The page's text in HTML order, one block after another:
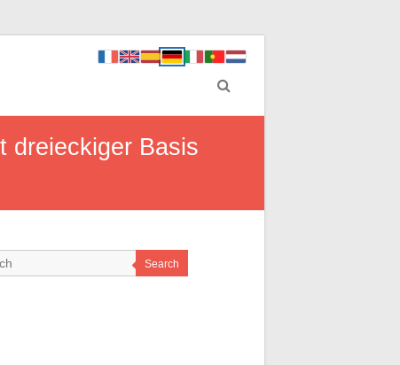
dreieckiger Basis
Search